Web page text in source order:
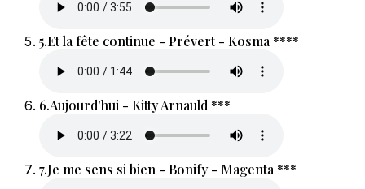
5.Et la fête continue - Prévert - Kosma ****
6.Aujourd'hui - Kitty Arnauld ***
7.Je me sens si bien - Bonify - Magenta ***